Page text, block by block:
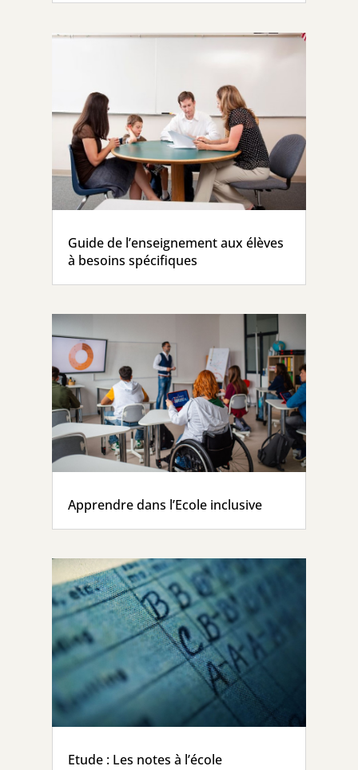
Guide de l’enseignement aux élèves
à besoins spécifiques
Apprendre dans l’Ecole inclusive
Etude : Les notes à l’école